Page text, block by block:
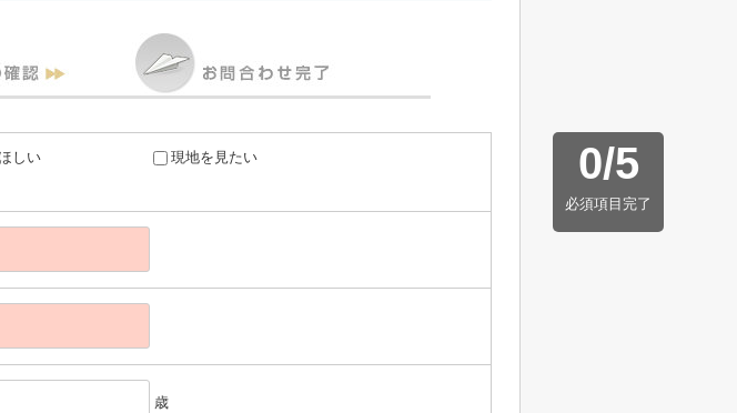
0/5
必須項目完了
しい
現地を見たい
歳